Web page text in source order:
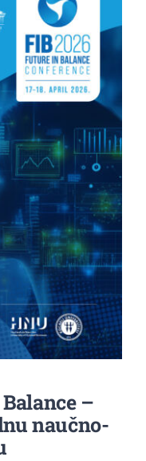
–
naučno-